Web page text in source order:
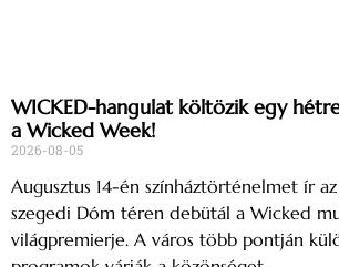
WICKED-hangulat költözik egy
a Wicked Week!
2026-08-05
Augusztus 14-én színháztörténelmet ír az
szegedi Dóm téren debütál a Wicked
világpremierje. A város több pontján